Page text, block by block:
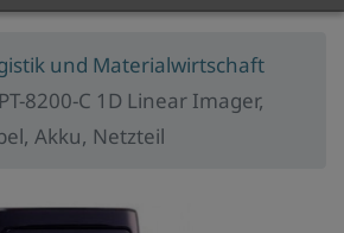
und Materialwirtschaft
8200-C 1D Linear Imager,
Akku, Netzteil